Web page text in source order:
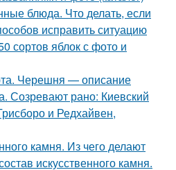
блюда. Что делать, если
исправить ситуацию
сортов яблок с фото и
Черешня — описание
Созревают рано: Киевский
и Редхайвен,
камня. Из чего делают
искусственного камня.